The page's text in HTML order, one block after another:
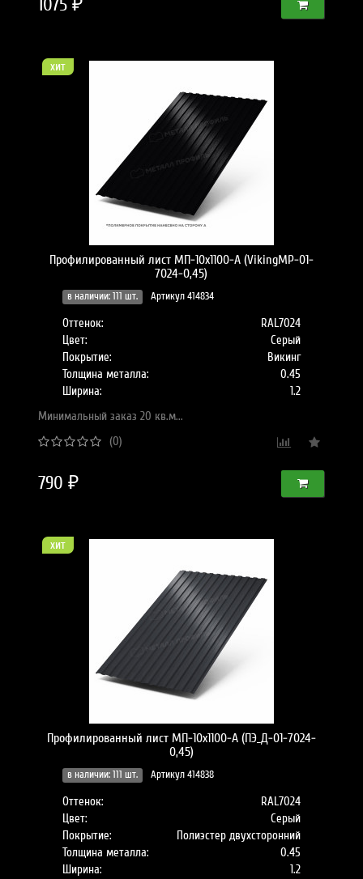
1075 ₽
хит
Профилированный лист МП-10x1100-A (VikingMP-01-
7024-0,45)
в наличии: 111 шт. Артикул 414834
Оттенок:
RAL7024
Цвет:
Серый
Покрытие:
Викинг
Толщина металла:
0.45
Ширина:
1.2
Минимальный заказ 20 кв.м...
(0)
790 ₽
хит
Профилированный лист МП-10x1100-A (ПЭ_Д-01-7024-
0,45)
в наличии: 111 шт. Артикул 414838
Оттенок:
RAL7024
Цвет:
Серый
Покрытие:
Полиэстер двухсторонний
Толщина металла:
0.45
Ширина:
1.2